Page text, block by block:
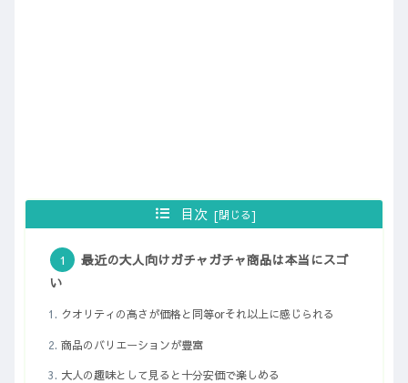
目次
最近の大人向けガチャガチャ商品は本当にスゴ
い
クオリティの高さが価格と同等orそれ以上に感じられる
商品のバリエーションが豊富
大人の趣味として見ると十分安価で楽しめる